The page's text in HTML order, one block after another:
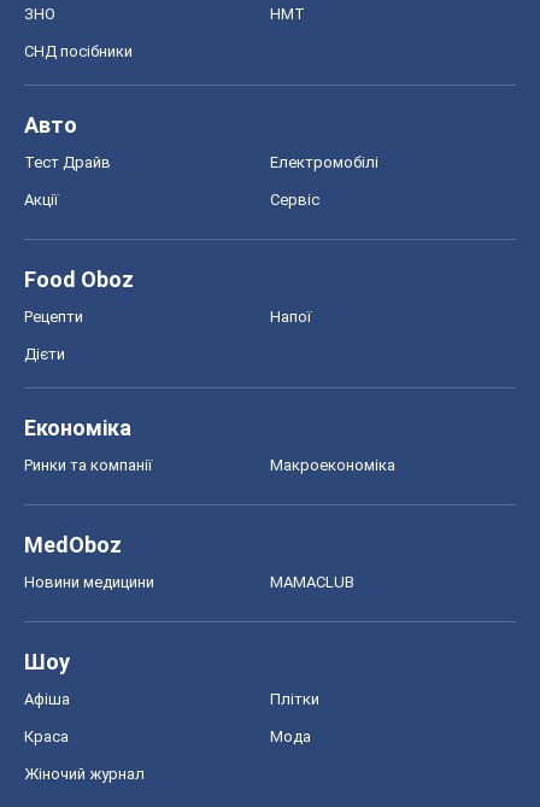
ЗНО НМТ
СНД посібники
Авто
Тест Драйв Електромобілі
Акції Сервіс
Food Oboz
Рецепти Напої
Дієти
Економіка
Ринки та компанії Макроекономіка
MedOboz
Новини медицини MAMACLUB
Шоу
Афіша Плітки
Краса Мода
Жіночий журнал